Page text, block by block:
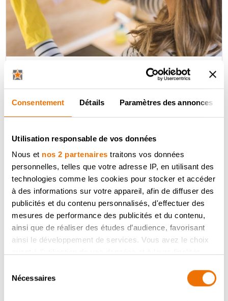
Consentement Détails Paramètres des annonces
Utilisation responsable de vos données
Nous et nos 2 partenaires traitons vos données
personnelles, telles que votre adresse IP, en utilisant des
technologies comme les cookies pour stocker et accéder
à des informations sur votre appareil, afin de diffuser des
publicités et du contenu personnalisés, d'effectuer des
mesures de performance des publicités et du contenu,
ainsi que de réaliser des études d’audience, favorisant
ainsi le développement de services. Vous avez le choix
tout moment en consultant la Déclaration relative aux
cookies ou en cliquant sur l'icône de confidentialité.
Nécessaires
Entretien de la hotte aspirante
Les filtres de la hotte doivent être nettoyés ou
remplacés régulièrement pour éviter tout risque
d’incendie. Respectez scrupuleusement les
instructions de nettoyage.
En savoir plus